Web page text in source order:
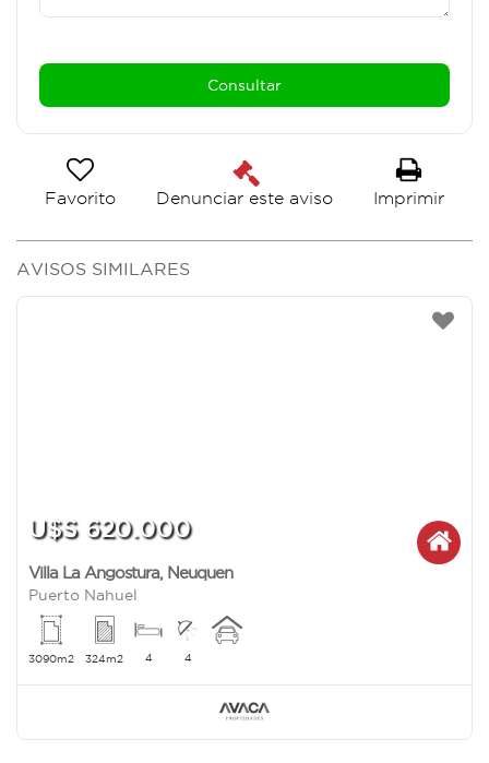
Favorito Denunciar este aviso Imprimir
AVISOS SIMILARES
U$S 620.000
Villa La Angostura, Neuquen
Puerto Nahuel
3090m2 324m2 4 4